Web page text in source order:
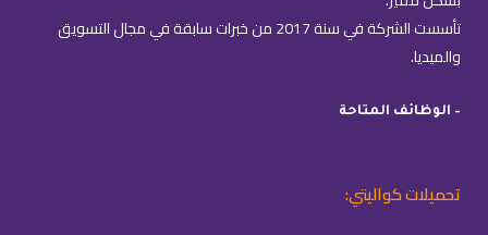
تأسست الشركة في سنة 2017 من خبرات سابقة في مجال التسويق
والميديا.
– الوظائف المتاحة
تحميلات كواليتي: